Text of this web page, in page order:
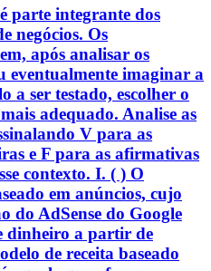
parte integrante dos
negócios. Os
após analisar os
eventualmente imaginar a
a ser testado, escolher o
adequado. Analise as
V para as
e F para as afirmativas
contexto. I. ( ) O
em anúncios, cujo
do AdSense do Google
dinheiro a partir de
de receita baseado